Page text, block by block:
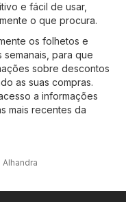
e fácil de usar,
o que procura.
os folhetos e
semanais, para que
sobre descontos
as suas compras.
a informações
mais recentes da